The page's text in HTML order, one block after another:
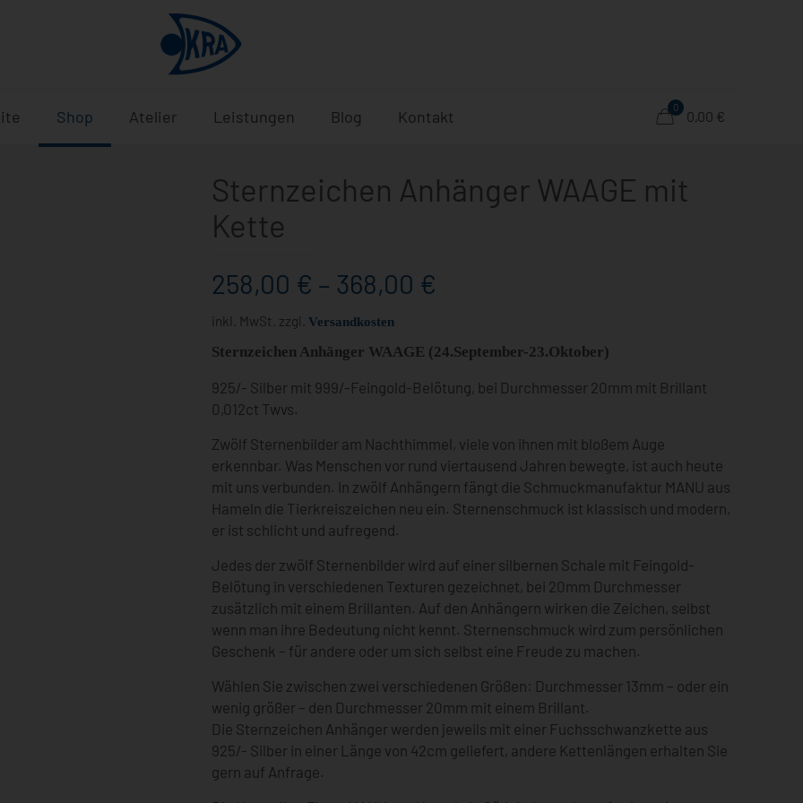
Shop Atelier Leistungen Blog Kontakt 0
0,00 €
Sternzeichen Anhänger WAAGE mit
Kette
258,00 € – 368,00 €
inkl. MwSt. zzgl. Versandkosten
Sternzeichen Anhänger WAAGE (24.September-23.Oktober)
925/- Silber mit 999/-Feingold-Belötung, bei Durchmesser 20mm mit Brillant
0,012ct Twvs.
Zwölf Sternenbilder am Nachthimmel, viele von ihnen mit bloßem Auge
erkennbar. Was Menschen vor rund viertausend Jahren bewegte, ist auch heute
mit uns verbunden. In zwölf Anhängern fängt die Schmuckmanufaktur MANU aus
Hameln die Tierkreiszeichen neu ein. Sternenschmuck ist klassisch und modern,
er ist schlicht und aufregend.
Jedes der zwölf Sternenbilder wird auf einer silbernen Schale mit Feingold-
Belötung in verschiedenen Texturen gezeichnet, bei 20mm Durchmesser
zusätzlich mit einem Brillanten. Auf den Anhängern wirken die Zeichen, selbst
wenn man ihre Bedeutung nicht kennt. Sternenschmuck wird zum persönlichen
Geschenk – für andere oder um sich selbst eine Freude zu machen.
Wählen Sie zwischen zwei verschiedenen Größen: Durchmesser 13mm – oder ein
wenig größer – den Durchmesser 20mm mit einem Brillant.
Die Sternzeichen Anhänger werden jeweils mit einer Fuchsschwanzkette aus
925/- Silber in einer Länge von 42cm geliefert, andere Kettenlängen erhalten Sie
gern auf Anfrage.